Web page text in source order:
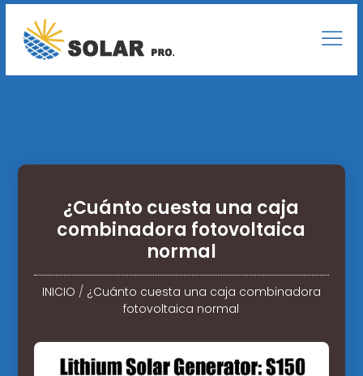
¿Cuánto cuesta una caja
combinadora fotovoltaica
normal
INICIO / ¿Cuánto cuesta una caja combinadora
fotovoltaica normal